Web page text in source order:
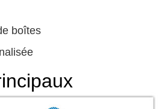
boîtes